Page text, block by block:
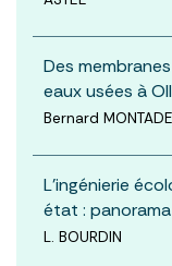
Des
eaux usées à
Bernard
L’ingénierie
état :
L. BOURDIN